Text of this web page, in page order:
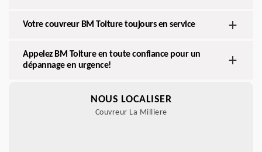
Votre couvreur BM Toiture toujours en service
Appelez BM Toiture en toute confiance pour un
dépannage en urgence!
NOUS LOCALISER
Couvreur La Milliere